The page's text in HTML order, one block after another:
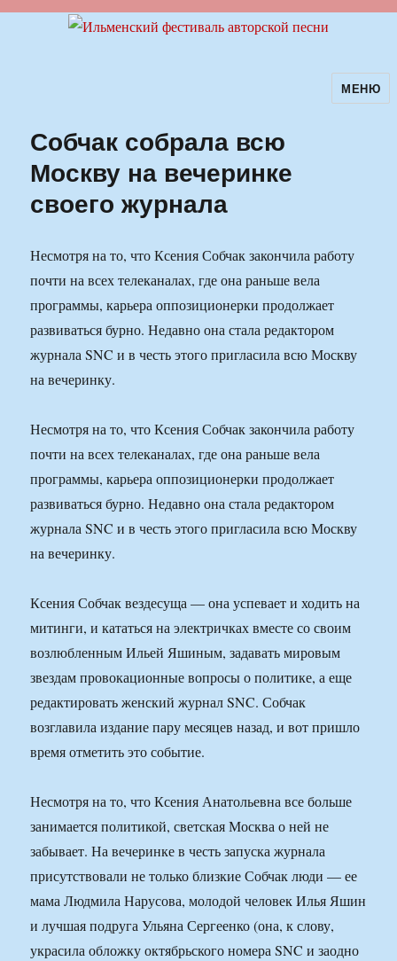
Ильменский фестиваль авторскойМЕНЮ
Собчак собрала всю
Москву на вечеринке
своего журнала
Несмотря на то, что Ксения Собчак закончила работу
почти на всех телеканалах, где она раньше вела
программы, карьера оппозиционерки продолжает
развиваться бурно. Недавно она стала редактором
журнала SNC и в честь этого пригласила всю Москву
на вечеринку.
Несмотря на то, что Ксения Собчак закончила работу
почти на всех телеканалах, где она раньше вела
программы, карьера оппозиционерки продолжает
развиваться бурно. Недавно она стала редактором
журнала SNC и в честь этого пригласила всю Москву
на вечеринку.
Ксения Собчак вездесуща — она успевает и ходить на
митинги, и кататься на электричках вместе со своим
возлюбленным Ильей Яшиным, задавать мировым
звездам провокационные вопросы о политике, а еще
редактировать женский журнал SNC. Собчак
возглавила издание пару месяцев назад, и вот пришло
время отметить это событие.
Несмотря на то, что Ксения Анатольевна все больше
занимается политикой, светская Москва о ней не
забывает. На вечеринке в честь запуска журнала
присутствовали не только близкие Собчак люди — ее
мама Людмила Нарусова, молодой человек Илья Яшин
и лучшая подруга Ульяна Сергеенко (она, к слову,
украсила обложку октябрьского номера SNC и заодно